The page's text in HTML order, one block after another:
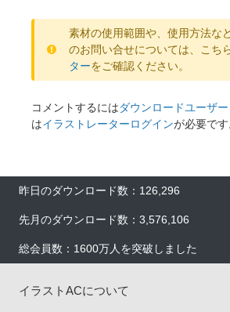
素材の使用範囲や、使用方法な
のお問い合せについては、こち
ターをご確認ください。
コメントするにはダウンロードユーザ
はイラストレーターログインが必要です
昨日のダウンロード数：126,296
先月のダウンロード数：3,576,106
総会員数：1600万人を突破しました
イラストACについて